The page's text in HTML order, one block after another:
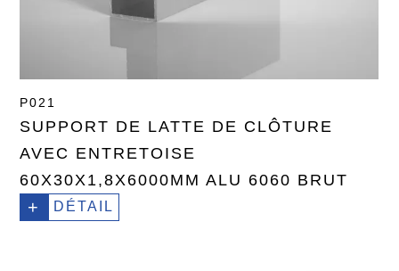
P021
SUPPORT DE LATTE DE CLÔTURE
AVEC ENTRETOISE
60X30X1,8X6000MM ALU 6060 BRUT
+ DÉTAIL